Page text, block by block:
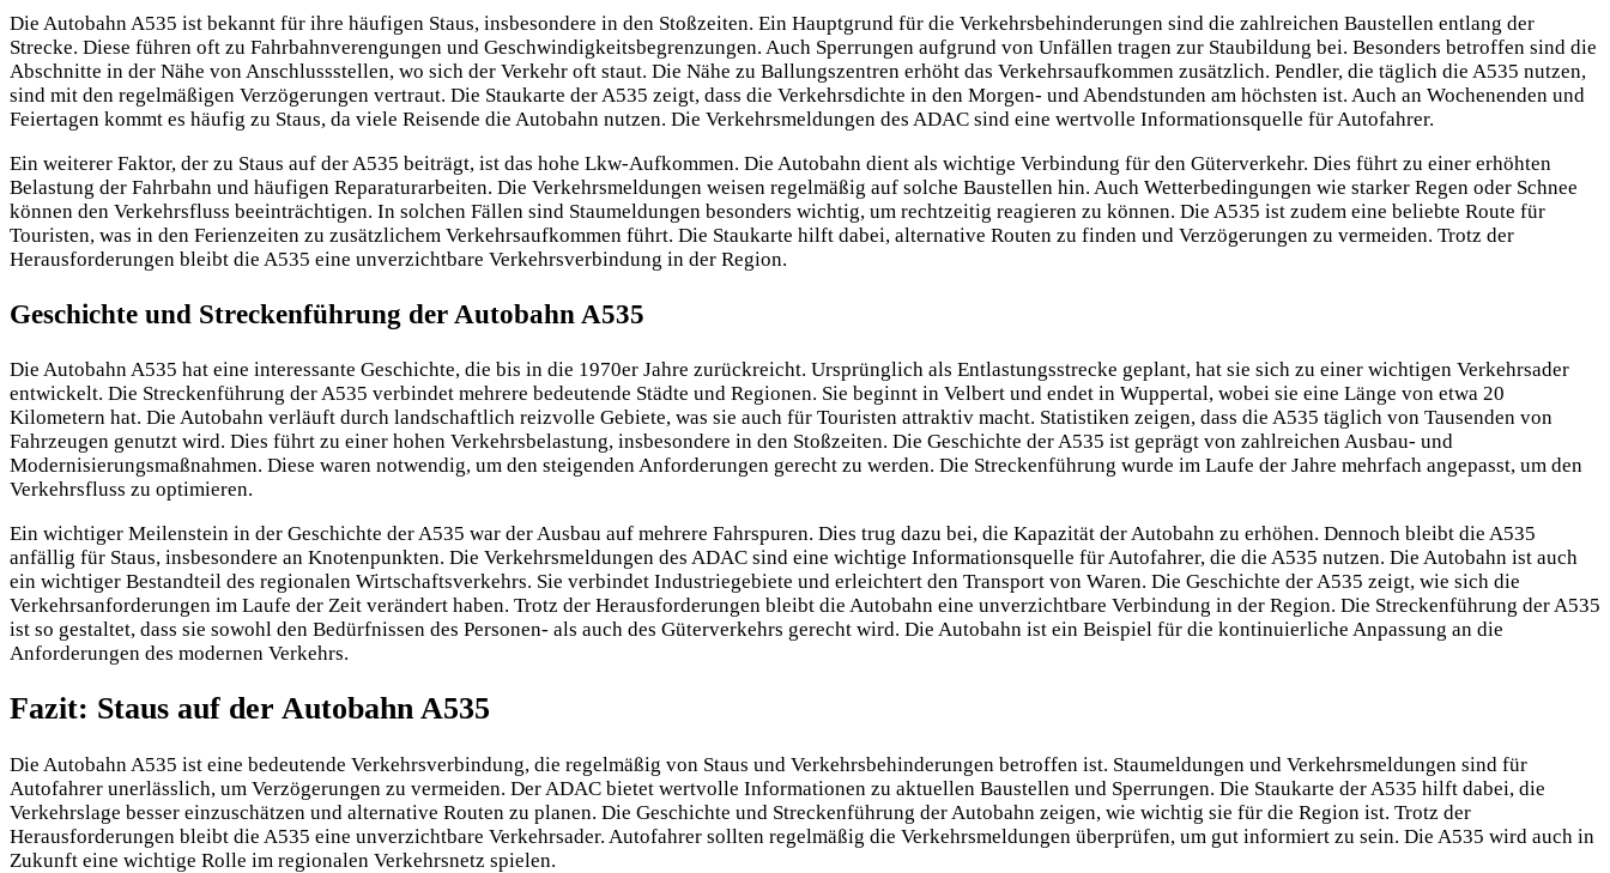
Die Autobahn A535 ist bekannt für ihre häufigen Staus, insbesondere in den Stoßzeiten. Ein Hauptgrund für die Verkehrsbehinderungen sind die zahlreichen Baustellen entlang der
Strecke. Diese führen oft zu Fahrbahnverengungen und Geschwindigkeitsbegrenzungen. Auch Sperrungen aufgrund von Unfällen tragen zur Staubildung bei. Besonders betroffen sind die
Abschnitte in der Nähe von Anschlussstellen, wo sich der Verkehr oft staut. Die Nähe zu Ballungszentren erhöht das Verkehrsaufkommen zusätzlich. Pendler, die täglich die A535 nutzen,
sind mit den regelmäßigen Verzögerungen vertraut. Die Staukarte der A535 zeigt, dass die Verkehrsdichte in den Morgen- und Abendstunden am höchsten ist. Auch an Wochenenden und
Feiertagen kommt es häufig zu Staus, da viele Reisende die Autobahn nutzen. Die Verkehrsmeldungen des ADAC sind eine wertvolle Informationsquelle für Autofahrer.
Ein weiterer Faktor, der zu Staus auf der A535 beiträgt, ist das hohe Lkw-Aufkommen. Die Autobahn dient als wichtige Verbindung für den Güterverkehr. Dies führt zu einer erhöhten
Belastung der Fahrbahn und häufigen Reparaturarbeiten. Die Verkehrsmeldungen weisen regelmäßig auf solche Baustellen hin. Auch Wetterbedingungen wie starker Regen oder Schnee
können den Verkehrsfluss beeinträchtigen. In solchen Fällen sind Staumeldungen besonders wichtig, um rechtzeitig reagieren zu können. Die A535 ist zudem eine beliebte Route für
Touristen, was in den Ferienzeiten zu zusätzlichem Verkehrsaufkommen führt. Die Staukarte hilft dabei, alternative Routen zu finden und Verzögerungen zu vermeiden. Trotz der
Herausforderungen bleibt die A535 eine unverzichtbare Verkehrsverbindung in der Region.
Geschichte und Streckenführung der Autobahn A535
Die Autobahn A535 hat eine interessante Geschichte, die bis in die 1970er Jahre zurückreicht. Ursprünglich als Entlastungsstrecke geplant, hat sie sich zu einer wichtigen Verkehrsader
entwickelt. Die Streckenführung der A535 verbindet mehrere bedeutende Städte und Regionen. Sie beginnt in Velbert und endet in Wuppertal, wobei sie eine Länge von etwa 20
Kilometern hat. Die Autobahn verläuft durch landschaftlich reizvolle Gebiete, was sie auch für Touristen attraktiv macht. Statistiken zeigen, dass die A535 täglich von Tausenden von
Fahrzeugen genutzt wird. Dies führt zu einer hohen Verkehrsbelastung, insbesondere in den Stoßzeiten. Die Geschichte der A535 ist geprägt von zahlreichen Ausbau- und
Modernisierungsmaßnahmen. Diese waren notwendig, um den steigenden Anforderungen gerecht zu werden. Die Streckenführung wurde im Laufe der Jahre mehrfach angepasst, um den
Verkehrsfluss zu optimieren.
Ein wichtiger Meilenstein in der Geschichte der A535 war der Ausbau auf mehrere Fahrspuren. Dies trug dazu bei, die Kapazität der Autobahn zu erhöhen. Dennoch bleibt die A535
anfällig für Staus, insbesondere an Knotenpunkten. Die Verkehrsmeldungen des ADAC sind eine wichtige Informationsquelle für Autofahrer, die die A535 nutzen. Die Autobahn ist auch
ein wichtiger Bestandteil des regionalen Wirtschaftsverkehrs. Sie verbindet Industriegebiete und erleichtert den Transport von Waren. Die Geschichte der A535 zeigt, wie sich die
Verkehrsanforderungen im Laufe der Zeit verändert haben. Trotz der Herausforderungen bleibt die Autobahn eine unverzichtbare Verbindung in der Region. Die Streckenführung der A535
ist so gestaltet, dass sie sowohl den Bedürfnissen des Personen- als auch des Güterverkehrs gerecht wird. Die Autobahn ist ein Beispiel für die kontinuierliche Anpassung an die
Anforderungen des modernen Verkehrs.
Fazit: Staus auf der Autobahn A535
Die Autobahn A535 ist eine bedeutende Verkehrsverbindung, die regelmäßig von Staus und Verkehrsbehinderungen betroffen ist. Staumeldungen und Verkehrsmeldungen sind für
Autofahrer unerlässlich, um Verzögerungen zu vermeiden. Der ADAC bietet wertvolle Informationen zu aktuellen Baustellen und Sperrungen. Die Staukarte der A535 hilft dabei, die
Verkehrslage besser einzuschätzen und alternative Routen zu planen. Die Geschichte und Streckenführung der Autobahn zeigen, wie wichtig sie für die Region ist. Trotz der
Herausforderungen bleibt die A535 eine unverzichtbare Verkehrsader. Autofahrer sollten regelmäßig die Verkehrsmeldungen überprüfen, um gut informiert zu sein. Die A535 wird auch in
Zukunft eine wichtige Rolle im regionalen Verkehrsnetz spielen.